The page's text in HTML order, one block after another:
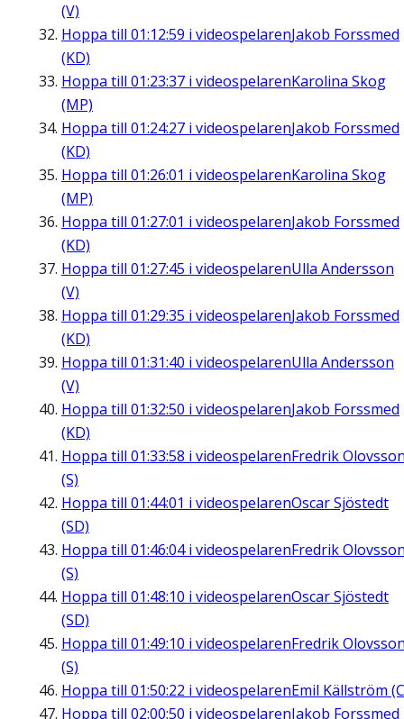
(V)
Hoppa till 01:12:59 i videospelarenJakob Forssmed
(KD)
Hoppa till 01:23:37 i videospelarenKarolina Skog
(MP)
Hoppa till 01:24:27 i videospelarenJakob Forssmed
(KD)
Hoppa till 01:26:01 i videospelarenKarolina Skog
(MP)
Hoppa till 01:27:01 i videospelarenJakob Forssmed
(KD)
Hoppa till 01:27:45 i videospelarenUlla Andersson
(V)
Hoppa till 01:29:35 i videospelarenJakob Forssmed
(KD)
Hoppa till 01:31:40 i videospelarenUlla Andersson
(V)
Hoppa till 01:32:50 i videospelarenJakob Forssmed
(KD)
Hoppa till 01:33:58 i videospelarenFredrik
(S)
Hoppa till 01:44:01 i videospelarenOscar Sjöstedt
(SD)
Hoppa till 01:46:04i videospelarenFredrik
(S)
Hoppa till 01:48:10 i videospelarenOscar Sjöstedt
(SD)
Hoppa till 01:49:10 i videospelarenFredrik
(S)
Hoppa till 01:50:22 i videospelarenEmil Källström
Hoppa till 02:00:50 i videospelarenJakob Forssmed